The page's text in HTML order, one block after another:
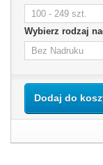
Wybierz rodzaj
Dodaj do